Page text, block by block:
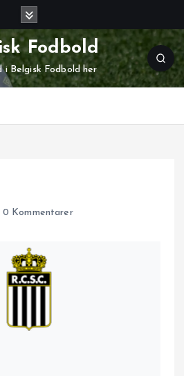
Fodbold
i Belgisk Fodbold her
0 Kommentarer